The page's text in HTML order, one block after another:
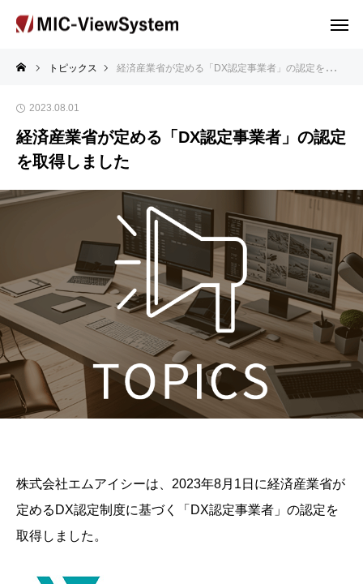
トピックス 経済産業省が定める「DX認定事業者」の認定を取得しました
2023.08.01
経済産業省が定める「DX認定事業者」の認定
を取得しました
株式会社エムアイシーは、2023年8月1日に経済産業省が
定めるDX認定制度に基づく「DX認定事業者」の認定を
取得しました。